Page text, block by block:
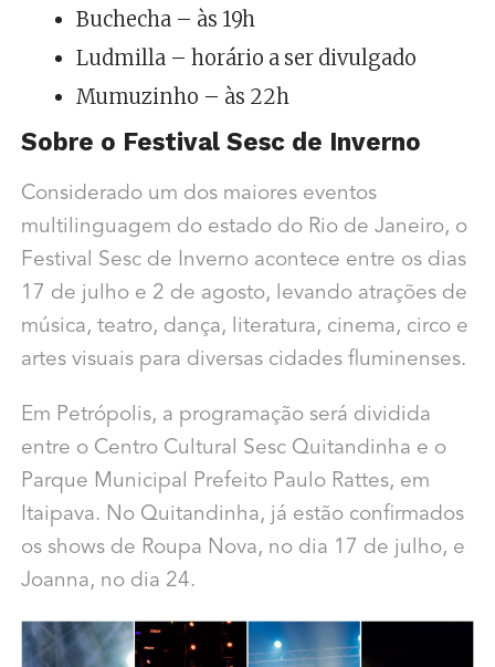
Buchecha – às 19h
Ludmilla – horário a ser divulgado
Mumuzinho – às 22h
Sobre o Festival Sesc de Inverno
Considerado um dos maiores eventos
multilinguagem do estado do Rio de Janeiro, o
Festival Sesc de Inverno acontece entre os dias
17 de julho e 2 de agosto, levando atrações de
música, teatro, dança, literatura, cinema, circo e
artes visuais para diversas cidades fluminenses.
Em Petrópolis, a programação será dividida
entre o Centro Cultural Sesc Quitandinha e o
Parque Municipal Prefeito Paulo Rattes, em
Itaipava. No Quitandinha, já estão confirmados
os shows de Roupa Nova, no dia 17 de julho, e
Joanna, no dia 24.